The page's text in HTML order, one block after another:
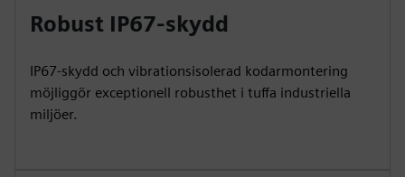
Robust IP67-skydd
IP67-skydd och vibrationsisolerad kodarmontering
möjliggör exceptionell robusthet i tuffa industriella
miljöer.